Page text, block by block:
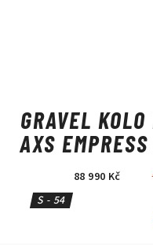
GRAVEL
AXS
88 990 Kč
S - 54